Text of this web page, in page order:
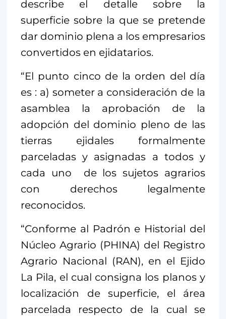
describe el detalle sobre la
superficie sobre la que se pretende
dar dominio plena a los empresarios
convertidos en ejidatarios.
“El punto cinco de la orden del día
es : a) someter a consideración de la
asamblea la aprobación de la
adopción del dominio pleno de las
tierras ejidales formalmente
parceladas y asignadas a todos y
cada uno de los sujetos agrarios
con derechos legalmente
reconocidos.
“Conforme al Padrón e Historial del
Núcleo Agrario (PHINA) del Registro
Agrario Nacional (RAN), en el Ejido
La Pila, el cual consigna los planos y
localización de superficie, el área
parcelada respecto de la cual se